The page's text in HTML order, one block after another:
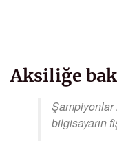
Aksiliğe
Şampiyonlar
bilgisayarın